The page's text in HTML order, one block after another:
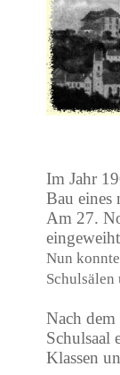
Im Jahr
Bau eines
Am 27.
Nun
Nach
Schulsaal
Klassen